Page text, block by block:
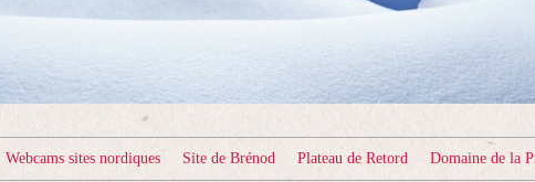
Webcams sites nordiques Site de Brénod Plateau de Retord Domaine de la